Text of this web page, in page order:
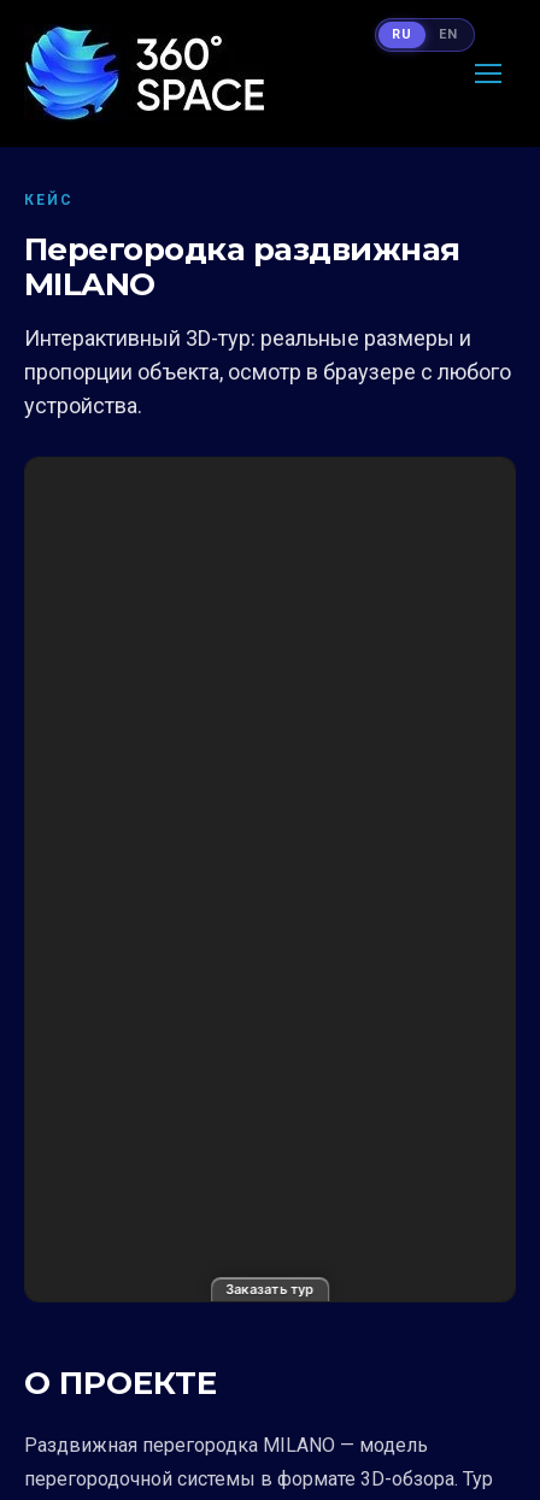
КЕЙС
Перегородка раздвижная
MILANO
Интерактивный 3D-тур: реальные размеры и
пропорции объекта, осмотр в браузере с любого
устройства.
Заказать тур
О ПРОЕКТЕ
Раздвижная перегородка MILANO — модель
перегородочной системы в формате 3D-обзора. Тур
RU EN